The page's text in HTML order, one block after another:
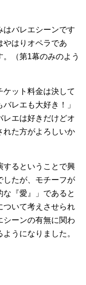
はバレエシーンです
やはりオペラであ
（第1幕のみのよう
ケット料金は決して
レエも大好き！」
レエは好きだけどオ
た方がよろしいか
するということで興
したが、モチーフが
『愛』」であると
ついて考えさせられ
シーンの有無に関わ
うになりました。